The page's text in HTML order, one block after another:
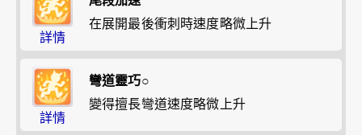
詳情
在展開最後衝刺時速度略微上升
詳情
彎道靈巧○
變得擅長彎道速度略微上升